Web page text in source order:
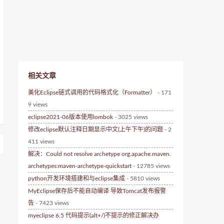
相关文章
美化Eclipse链式调用的代码格式化（Formatter）
- 171
9 views
eclipse2021-06版本使用lombok - 3025 views
修改eclipse默认注释日期显示中文(上午下午)的问题 - 2
411 views
解决：Could not resolve archetype org.apache.maven.
archetypes:maven-archetype-quickstart - 12785 views
python开发环境搭建和与eclipse集成 - 5810 views
MyEclipse保存后不能自动编译 导致Tomcat发布报警
告 - 7423 views
myeclipse 6.5 代码提示(alt+/)不提示的修正解决办